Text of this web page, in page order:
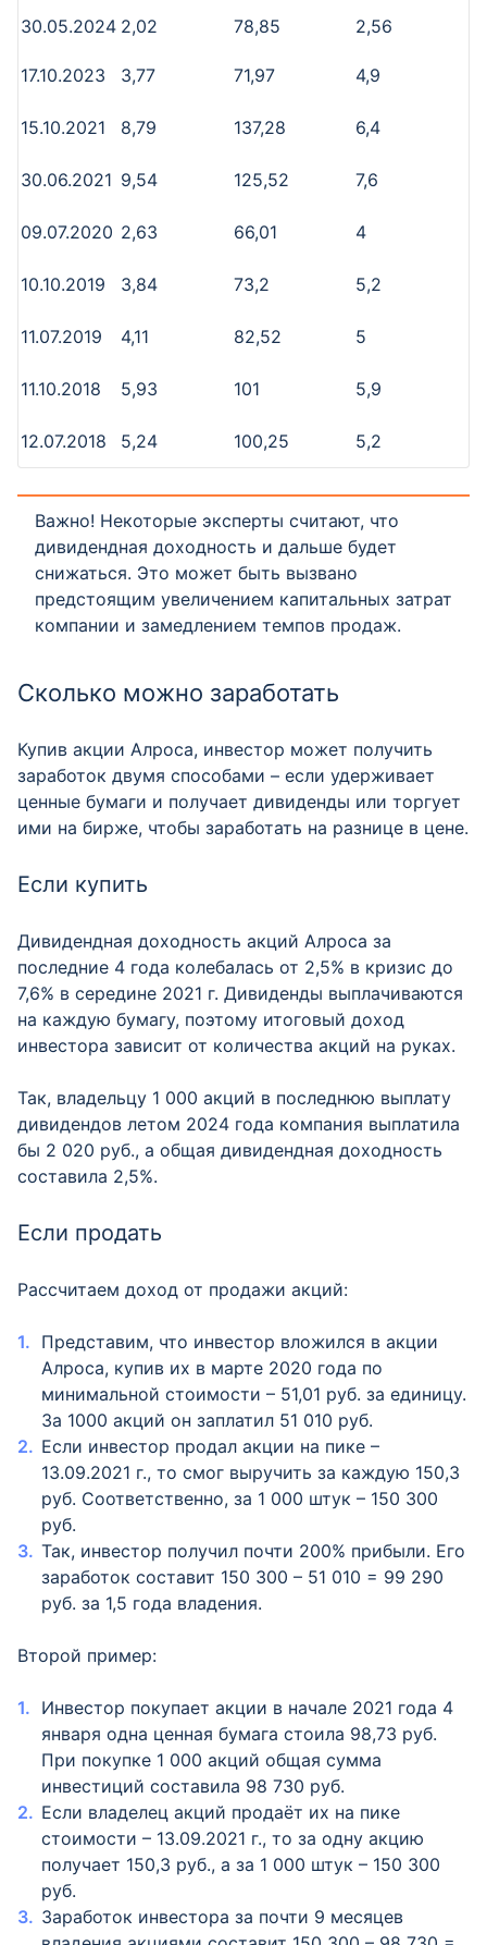
30.05.2024 2,02 78,85 2,56
17.10.2023 3,77 71,97 4,9
15.10.2021 8,79 137,28 6,4
30.06.2021 9,54 125,52 7,6
09.07.2020 2,63 66,01 4
10.10.2019 3,84 73,2 5,2
11.07.2019 4,11 82,52 5
11.10.2018 5,93 101 5,9
12.07.2018 5,24 100,25 5,2
Важно! Некоторые эксперты считают, что
дивидендная доходность и дальше будет
снижаться. Это может быть вызвано
предстоящим увеличением капитальных затрат
компании и замедлением темпов продаж.
Сколько можно заработать
Купив акции Алроса, инвестор может получить
заработок двумя способами – если удерживает
ценные бумаги и получает дивиденды или торгует
ими на бирже, чтобы заработать на разнице в цене.
Если купить
Дивидендная доходность акций Алроса за
последние 4 года колебалась от 2,5% в кризис до
7,6% в середине 2021 г. Дивиденды выплачиваются
на каждую бумагу, поэтому итоговый доход
инвестора зависит от количества акций на руках.
Так, владельцу 1 000 акций в последнюю выплату
дивидендов летом 2024 года компания выплатила
бы 2 020 руб., а общая дивидендная доходность
составила 2,5%.
Если продать
Рассчитаем доход от продажи акций:
Представим, что инвестор вложился в акции
Алроса, купив их в марте 2020 года по
минимальной стоимости – 51,01 руб. за единицу.
За 1000 акций он заплатил 51 010 руб.
Если инвестор продал акции на пике –
13.09.2021 г., то смог выручить за каждую 150,3
руб. Соответственно, за 1 000 штук – 150 300
руб.
Так, инвестор получил почти 200% прибыли. Его
заработок составит 150 300 – 51 010 = 99 290
руб. за 1,5 года владения.
Второй пример:
Инвестор покупает акции в начале 2021 года 4
января одна ценная бумага стоила 98,73 руб.
При покупке 1 000 акций общая сумма
инвестиций составила 98 730 руб.
Если владелец акций продаёт их на пике
стоимости – 13.09.2021 г., то за одну акцию
получает 150,3 руб., а за 1 000 штук – 150 300
руб.
Заработок инвестора за почти 9 месяцев